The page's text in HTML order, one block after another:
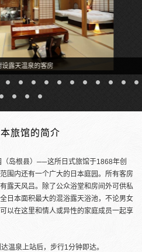
天温泉的客房
旅馆的简介
岛根县）──这所日式旅馆于1868年创
围内还有一个广大的日本庭园。所有客房
露天风吕。除了公众浴堂和房间外可供私
日本面积最大的混浴露天浴池，不论男女
以在这里和情人或异性的家庭成员一起享
温泉上站后，步行1分钟即达。